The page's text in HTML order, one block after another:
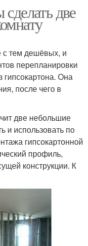
две
с тем дешёвых, и
перепланировки
гипсокартона. Она
после чего в
две небольшие
и использовать по
гипсокартонной
профиль,
конструкции. К